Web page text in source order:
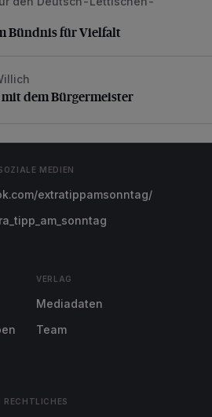
Bündnis für Vielfalt
Bündnis für Vielfalt
dem Bürgermeister
dem Bürgermeister
MEDIEN
extratippamsonntag/
VERLAG
Mediadaten
Team
RECHTLICHES